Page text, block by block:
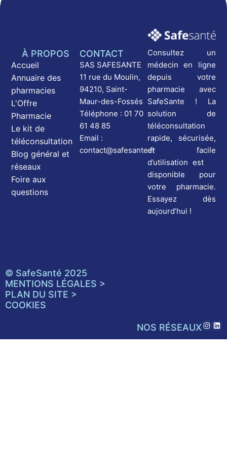
Consultez un
médecin en ligne
depuis votre
pharmacie avec
SafeSante ! La
solution de
téléconsultation
rapide, sécurisée,
et facile
d’utilisation est
disponible pour
votre pharmacie.
Essayez dès
aujourd’hui !
CONTACT
SAS SAFESANTE
11 rue du Moulin,
94210, Saint-
Maur-des-Fossés
Téléphone : 01 70
61 48 85
Email :
contact@safesante.fr
À PROPOS
Accueil
Annuaire des
pharmacies
L'Offre
Pharmacie
Le kit de
téléconsultation
Blog général et
réseaux
Foire aux
questions
© SafeSanté 2025
MENTIONS LÉGALES >
PLAN DU SITE >
COOKIES
NOS RÉSEAUX